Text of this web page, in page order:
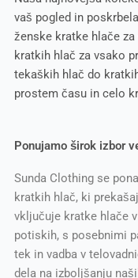
vaš pogled in
ženske kratke hlače
kratkih hlač za vsako
tekaških hlač do
prostem času in celo
Ponujamo širok izbor
Sunda Clothing se
kratkih hlač, ki
vključuje kratke hlače
potiskih, s posebnimi
tek in vadba v
dela na izboljšanju